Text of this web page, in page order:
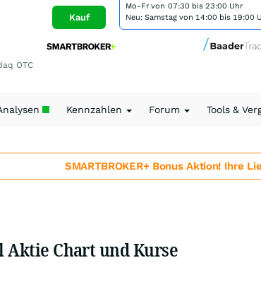
OTC
Kauf
Mo-Fr von 07:30 bis 23:00 Uhr
Neu: Samstag von 14:00 bis 19:00
Kennzahlen Forum Tools &
SMARTBROKER+ Bonus Aktion! Ihre
Aktie Chart und Kurse